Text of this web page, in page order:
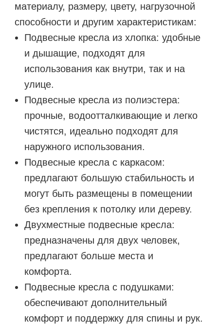
материалу, размеру, цвету, нагрузочной
способности и другим характеристикам:
Подвесные кресла из хлопка: удобные
и дышащие, подходят для
использования как внутри, так и на
улице.
Подвесные кресла из полиэстера:
прочные, водоотталкивающие и легко
чистятся, идеально подходят для
наружного использования.
Подвесные кресла с каркасом:
предлагают большую стабильность и
могут быть размещены в помещении
без крепления к потолку или дереву.
Двухместные подвесные кресла:
предназначены для двух человек,
предлагают больше места и
комфорта.
Подвесные кресла с подушками:
обеспечивают дополнительный
комфорт и поддержку для спины и рук.